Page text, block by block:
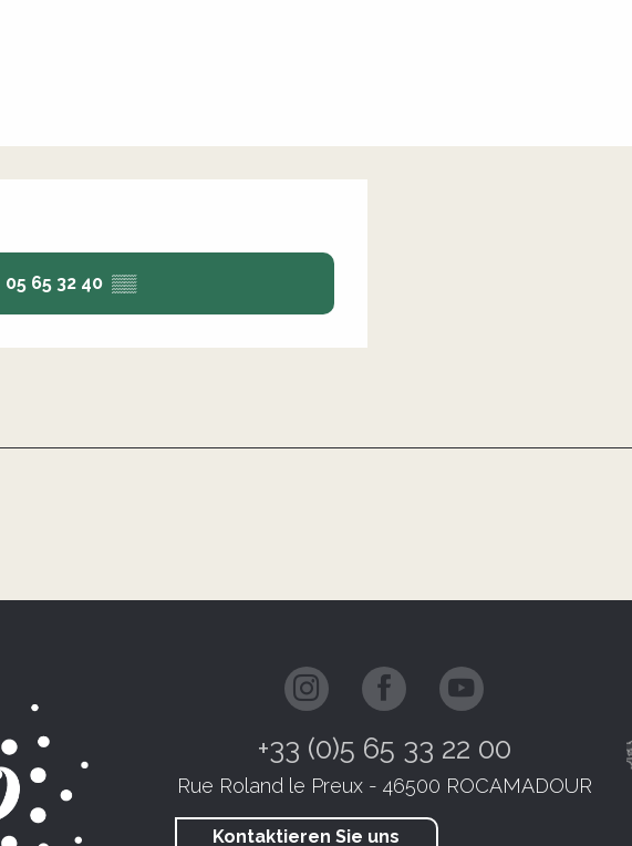
05 65 32 40 ▒▒
+33 (0)5 65 33 22 00
Rue Roland le Preux - 46500 ROCAMADOUR
Kontaktieren Sie uns